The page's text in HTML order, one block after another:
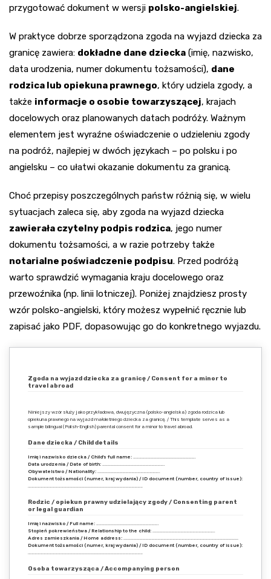
przygotować dokument w wersji polsko-angielskiej.
W praktyce dobrze sporządzona zgoda na wyjazd dziecka za
granicę zawiera: dokładne dane dziecka (imię, nazwisko,
data urodzenia, numer dokumentu tożsamości), dane
rodzica lub opiekuna prawnego, który udziela zgody, a
także informacje o osobie towarzyszącej, krajach
docelowych oraz planowanych datach podróży. Ważnym
elementem jest wyraźne oświadczenie o udzieleniu zgody
na podróż, najlepiej w dwóch językach – po polsku i po
angielsku – co ułatwi okazanie dokumentu za granicą.
Choć przepisy poszczególnych państw różnią się, w wielu
sytuacjach zaleca się, aby zgoda na wyjazd dziecka
zawierała czytelny podpis rodzica, jego numer
dokumentu tożsamości, a w razie potrzeby także
notarialne poświadczenie podpisu. Przed podróżą
warto sprawdzić wymagania kraju docelowego oraz
przewoźnika (np. linii lotniczej). Poniżej znajdziesz prosty
wzór polsko-angielski, który możesz wypełnić ręcznie lub
zapisać jako PDF, dopasowując go do konkretnego wyjazdu.
Zgoda na wyjazd dziecka za granicę / Consent for a minor to
travel abroad
Niniejszy wzór służy jako przykładowa, dwujęzyczna (polsko-angielska) zgoda rodzica lub
opiekuna prawnego na wyjazd małoletniego dziecka za granicę. / This template serves as a
sample bilingual (Polish-English) parental consent for a minor to travel abroad.
Dane dziecka / Child details
Imię i nazwisko dziecka / Child’s full name: ……………………………………………………..
Data urodzenia / Date of birth: ……………………………………………………..
Obywatelstwo / Nationality: ……………………………………………………..
Dokument tożsamości (numer, kraj wydania) / ID document (number, country of issue):
……………………………………………………………………………………………………
Rodzic / opiekun prawny udzielający zgody / Consenting parent
or legal guardian
Imię i nazwisko / Full name: ……………………………………………………..
Stopień pokrewieństwa / Relationship to the child: ……………………………………………………..
Adres zamieszkania / Home address: ……………………………………………………………………………………………………
Dokument tożsamości (numer, kraj wydania) / ID document (number, country of issue):
……………………………………………………………………………………………………
Osoba towarzysząca / Accompanying person